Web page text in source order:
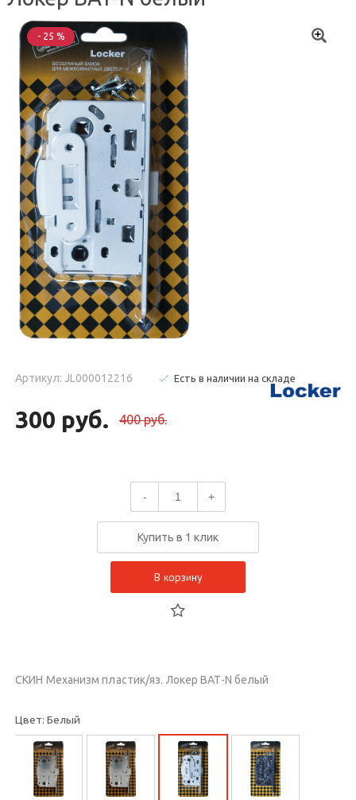
- 25 %
Артикул: JL000012216 Есть в наличии на складе
300 руб. 400 руб.
- +
Купить в 1 клик
В корзину
СКИН Механизм пластик/яз. Локер BAT-N белый
Цвет: Белый